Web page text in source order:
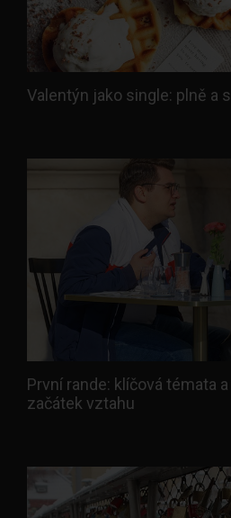
Valentýn jako single: plně a
První rande: klíčová témata
začátek vztahu